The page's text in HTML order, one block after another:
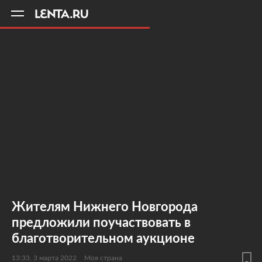
Жителям Нижнего Новгорода
предложили поучаствовать в
благотворительном аукционе
13:33, 3 марта 2022 Моя страна